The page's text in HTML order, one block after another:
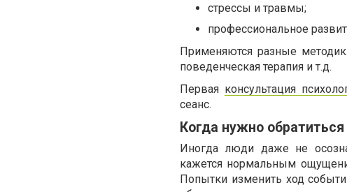
стрессы и травмы;
профессиональное
Применяются разные
поведенческая терапия и т.д.
Первая консультация
сеанс.
Когда нужно обратиться
Иногда люди даже не
кажется нормальным
Попытки изменить ход